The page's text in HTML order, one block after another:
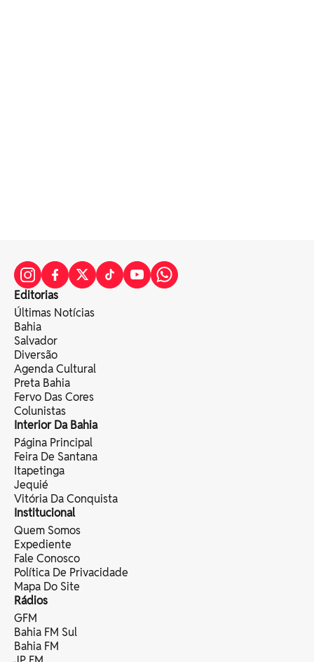
Editorias
Últimas Notícias
Bahia
Salvador
Diversão
Agenda Cultural
Preta Bahia
Fervo Das Cores
Colunistas
Interior Da Bahia
Página Principal
Feira De Santana
Itapetinga
Jequié
Vitória Da Conquista
Institucional
Quem Somos
Expediente
Fale Conosco
Política De Privacidade
Mapa Do Site
Rádios
GFM
Bahia FM Sul
Bahia FM